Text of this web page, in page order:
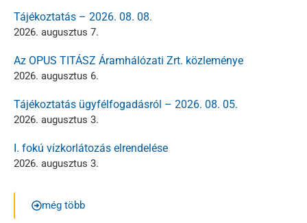
Tájékoztatás – 2026. 08. 08.
2026. augusztus 7.
Az OPUS TITÁSZ Áramhálózati Zrt. közleménye
2026. augusztus 6.
Tájékoztatás ügyfélfogadásról – 2026. 08. 05.
2026. augusztus 3.
I. fokú vízkorlátozás elrendelése
2026. augusztus 3.
még több